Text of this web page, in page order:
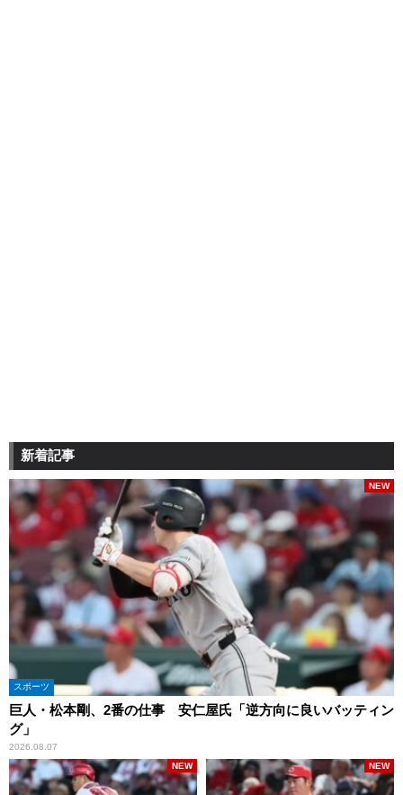
新着記事
スポーツ
巨人・松本剛、2番の仕事 安仁屋氏「逆方向に良いバッティン
グ」
2026.08.07
NEW
NEW NEW